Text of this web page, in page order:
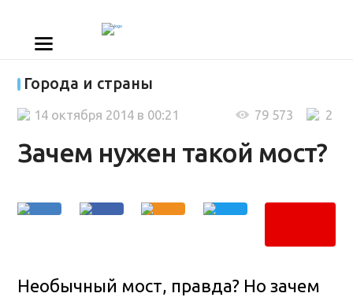
Города и страны
Зачем нужен такой мост?
2
79 573
14 октября 2014 в 00:21
Необычный мост, правда? Но зачем